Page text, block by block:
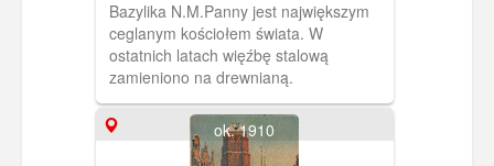
Bazylika N.M.Panny jest największym
ceglanym kościołem świata. W
ostatnich latach więźbę stalową
zamieniono na drewnianą.
ok. 1910